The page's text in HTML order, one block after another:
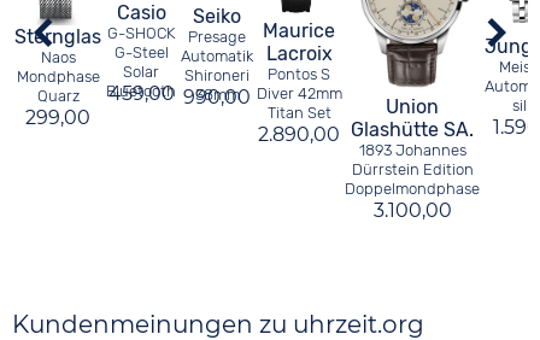
Sternglas
Naos
Mondphase
Quarz
299,00
Casio
G-SHOCK
G-Steel
Solar
Bluetooth
459,00
Seiko
Presage
Automatik
Shironeri
38mm
990,00
Maurice
Lacroix
Pontos S
Diver 42mm
Titan Set
2.890,00
Union
Glashütte SA.
1893 Johannes
Dürrstein Edition
Doppelmondphase
3.100,00
Kundenmeinungen zu uhrzeit.org